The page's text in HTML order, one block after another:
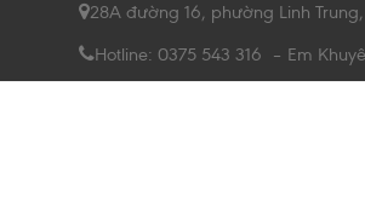
28A đường 16, phường Linh
Hotline: 0375 543 316 – Em